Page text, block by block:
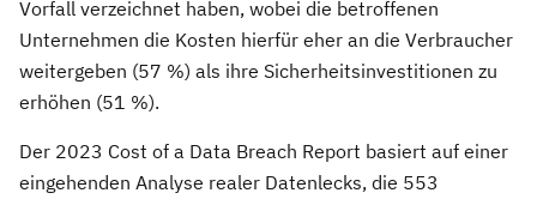
Vorfall verzeichnet haben, wobei die betroffenen
Unternehmen die Kosten hierfür eher an die Verbraucher
weitergeben (57 %) als ihre Sicherheitsinvestitionen zu
erhöhen (51 %).
Der 2023 Cost of a Data Breach Report basiert auf einer
eingehenden Analyse realer Datenlecks, die 553